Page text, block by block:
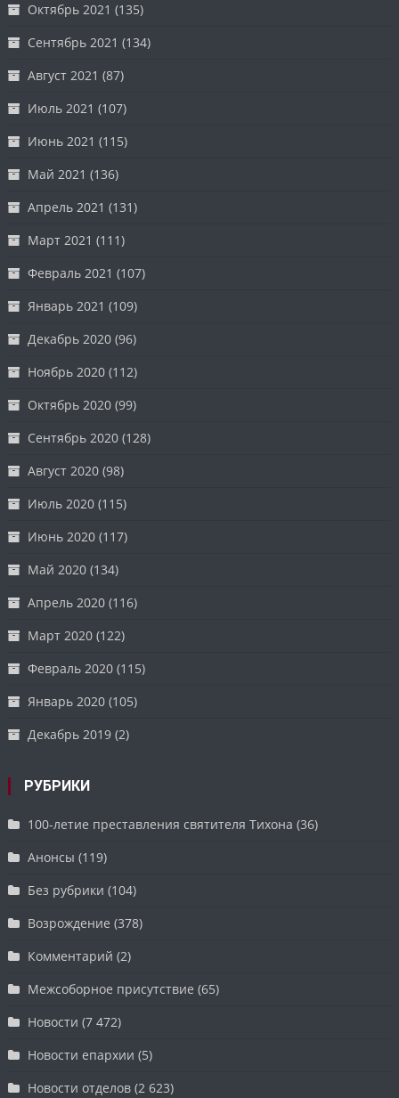
Октябрь 2021 (135)
Сентябрь 2021 (134)
Август 2021 (87)
Июль 2021 (107)
Июнь 2021 (115)
Май 2021 (136)
Апрель 2021 (131)
Март 2021 (111)
Февраль 2021 (107)
Январь 2021 (109)
Декабрь 2020 (96)
Ноябрь 2020 (112)
Октябрь 2020 (99)
Сентябрь 2020 (128)
Август 2020 (98)
Июль 2020 (115)
Июнь 2020 (117)
Май 2020 (134)
Апрель 2020 (116)
Март 2020 (122)
Февраль 2020 (115)
Январь 2020 (105)
Декабрь 2019 (2)
РУБРИКИ
100-летие преставления святителя Тихона (36)
Анонсы (119)
Без рубрики (104)
Возрождение (378)
Комментарий (2)
Межсоборное присутствие (65)
Новости (7 472)
Новости епархии (5)
Новости отделов (2 623)